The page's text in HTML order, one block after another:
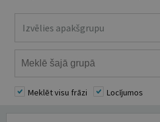
Izvēlies apakšgrupu
Meklēt visu frāzi Locījumos